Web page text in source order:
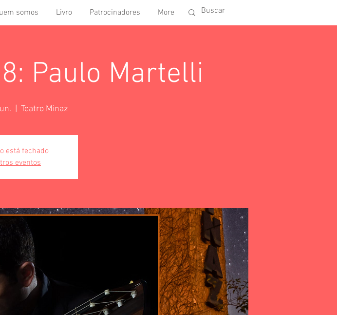
somos Livro Patrocinadores More
Paulo Martelli
Teatro Minaz
está fechado
eventos